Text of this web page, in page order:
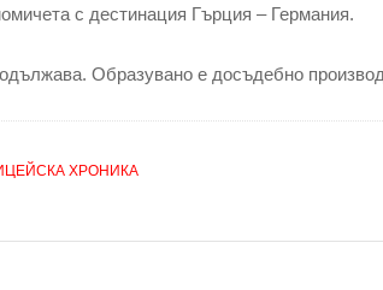
с дестинация Гърция – Германия.
Образувано е досъдебно
ХРОНИКА